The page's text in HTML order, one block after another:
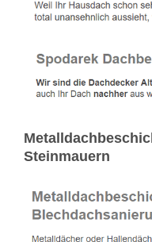
Steinmauern